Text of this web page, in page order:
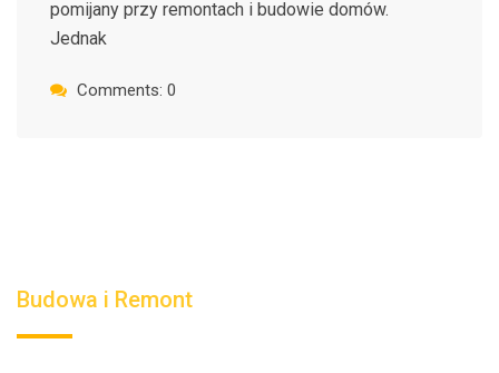
pomijany przy remontach i budowie domów.
Jednak
Comments: 0
Budowa i Remont